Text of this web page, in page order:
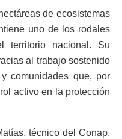
de ecosistemas
uno de los rodales
territorio nacional. Su
al trabajo sostenido
comunidades que, por
activo en la protección
técnico del Conap,